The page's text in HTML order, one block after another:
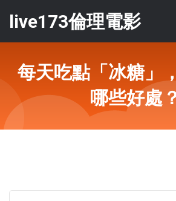
live173倫理電影
每天吃點「冰糖」
哪些好處